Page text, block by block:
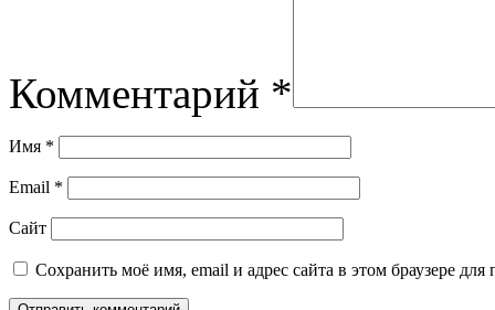
Комментарий *
Имя *
Email *
Сайт
Сохранить моё имя, email и адрес сайта в этом браузере